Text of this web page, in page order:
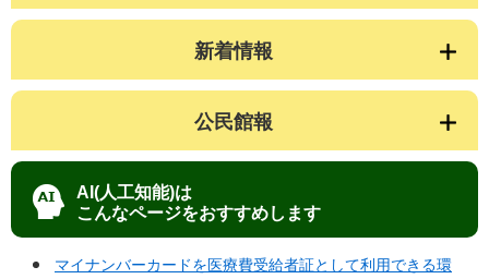
新着情報
公民館報
AI(人工知能)は
こんなページをおすすめします
マイナンバーカードを医療費受給者証として利用できる環